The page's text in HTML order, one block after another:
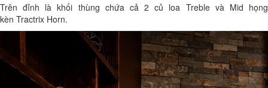
Trên đỉnh là khối thùng chứa cả 2 củ loa Treble và Mid họng
kèn Tractrix Horn.